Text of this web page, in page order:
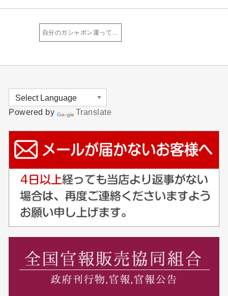
自分のガシャポン運って…
Powered by Translate